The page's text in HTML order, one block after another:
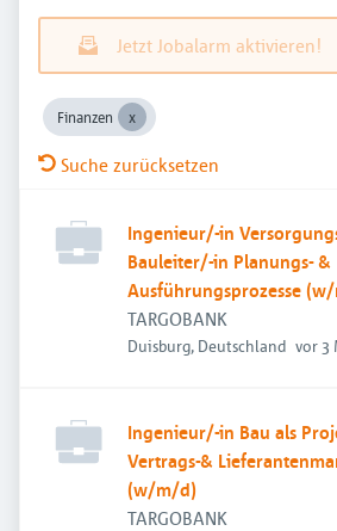
Jetzt Jobalarm aktivieren!
Finanzen
Suche zurücksetzen
Ingenieur/-in
Bauleiter/-in Planungs- &
Ausführungsprozesse
TARGOBANK
Duisburg, Deutschland vor 3
Ingenieur/-in Bau als
Vertrags-&
(w/m/d)
TARGOBANK